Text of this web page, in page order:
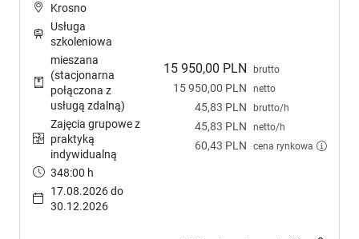
15 950,00 PLN brutto
15 950,00 PLN netto
45,83 PLN brutto/h
45,83 PLN netto/h
60,43 PLN cena rynkowa
Krosno
Usługa
szkoleniowa
mieszana
(stacjonarna
połączona z
usługą zdalną)
Zajęcia grupowe z
praktyką
indywidualną
348:00 h
17.08.2026 do
30.12.2026